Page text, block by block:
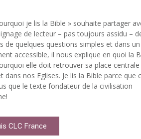
je lis la Bible » souhaite partager
de lecteur – pas toujours assidu –
de quelques questions simples et dans un
accessible, il nous explique en quoi la
elle doit retrouver sa place centrale
dans nos Eglises. Je lis la Bible parce que
que le texte fondateur de la civilisation
CLC France